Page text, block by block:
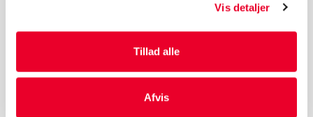
Vis detaljer
Tillad alle
Afvis